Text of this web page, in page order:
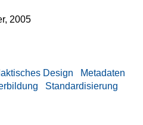
2005
Metadaten
Design
Standardisierung